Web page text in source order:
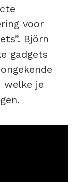
voor
Björn
gadgets
welke je